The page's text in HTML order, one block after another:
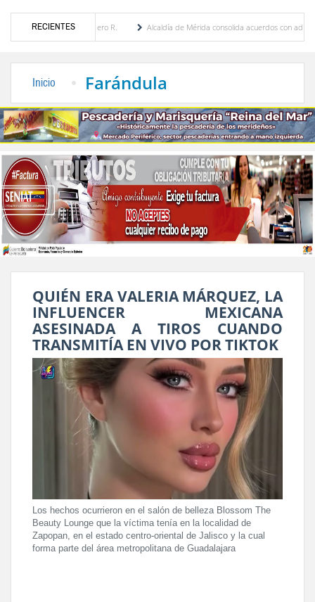
RECIENTES
Febres Cordero R.
Alcaldía de Mérida consolida acuerdos con adjudicatarios del
Inicio Farándula
QUIÉN ERA VALERIA MÁRQUEZ, LA
INFLUENCER MEXICANA
ASESINADA A TIROS CUANDO
TRANSMITÍA EN VIVO POR TIKTOK
Los hechos ocurrieron en el salón de belleza Blossom The
Beauty Lounge que la víctima tenía en la localidad de
Zapopan, en el estado centro-oriental de Jalisco y la cual
forma parte del área metropolitana de Guadalajara